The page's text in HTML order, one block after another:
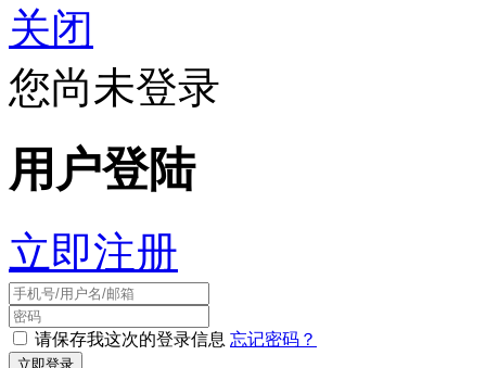
关闭
您尚未登录
用户登陆
立即注册
请保存我这次的登录信息 忘记密码？